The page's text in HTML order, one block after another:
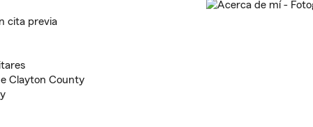
cita previa
Clayton County